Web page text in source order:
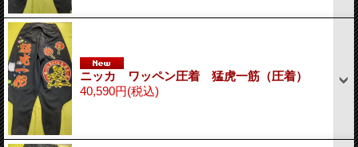
ニッカ ワッペン圧着 猛虎一筋（圧着）
40,590円(税込)